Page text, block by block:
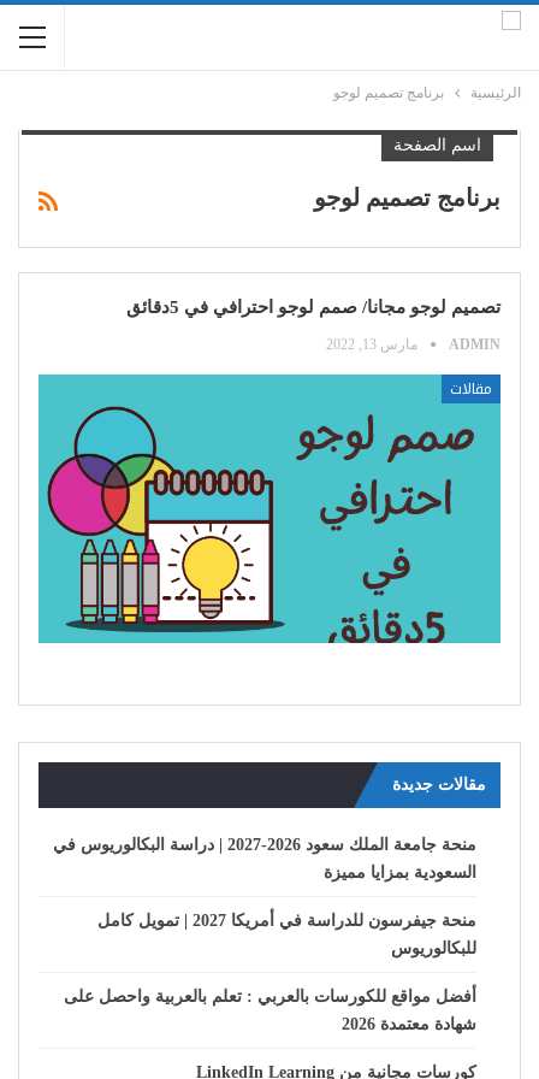
الرئيسية برنامج تصميم لوجو
اسم الصفحة
برنامج تصميم لوجو
تصميم لوجو مجانا/ صمم لوجو احترافي في 5دقائق
ADMIN مارس 13, 2022
مقالات
مقالات جديدة
منحة جامعة الملك سعود 2026-2027 | دراسة البكالوريوس في
السعودية بمزايا مميزة
منحة جيفرسون للدراسة في أمريكا 2027 | تمويل كامل
للبكالوريوس
أفضل مواقع للكورسات بالعربي : تعلم بالعربية واحصل على
شهادة معتمدة 2026
كورسات مجانية من LinkedIn Learning